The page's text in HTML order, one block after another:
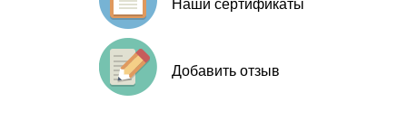
Наши сертификаты
Добавить отзыв